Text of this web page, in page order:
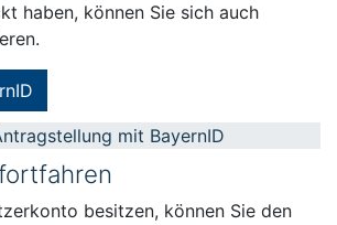
haben, können Sie sich auch
mit BayernID
besitzen, können Sie den